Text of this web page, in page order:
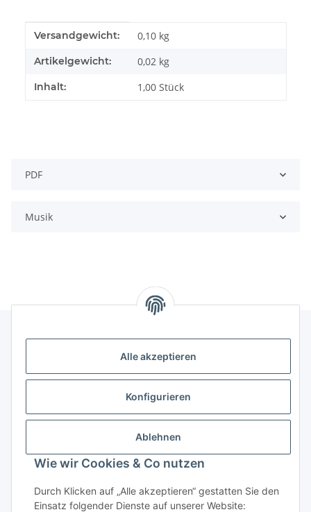
Alle akzeptieren
Konfigurieren
Ablehnen
Wie wir Cookies & Co nutzen
Durch Klicken auf „Alle akzeptieren“ gestatten Sie den
Einsatz folgender Dienste auf unserer Website:
Produkteigenschaft
Wert
Versandgewicht: 0,10 kg
Artikelgewicht: 0,02 kg
Inhalt: 1,00 Stück
PDF
Musik
genesis musikverlag Christian Sprenger
34630 Gilserberg
E-Mail:anne.weckesser@genesis-musikverlag.de
Informationen